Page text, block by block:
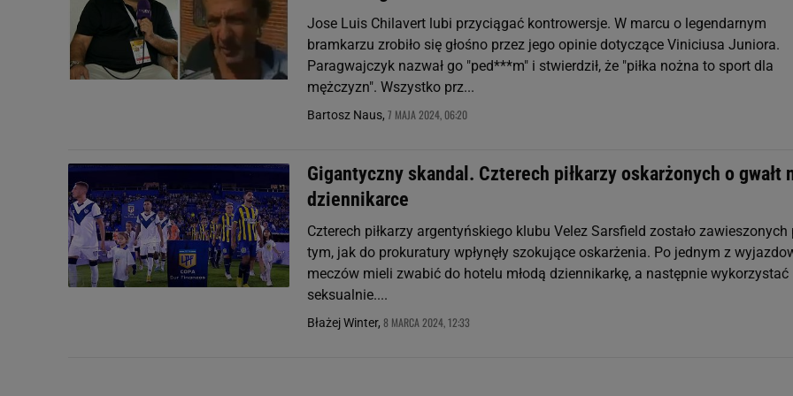
Jose Luis Chilavert lubi przyciągać kontrowersje. W marcu o legendarnym
bramkarzu zrobiło się głośno przez jego opinie dotyczące Viniciusa Juniora.
Paragwajczyk nazwał go "ped***m" i stwierdził, że "piłka nożna to sport dla
mężczyzn". Wszystko prz...
Bartosz Naus, 7 MAJA 2024, 06:20
Gigantyczny skandal. Czterech piłkarzy oskarżonych o gwałt
dziennikarce
Czterech piłkarzy argentyńskiego klubu Velez Sarsfield zostało zawieszonych
tym, jak do prokuratury wpłynęły szokujące oskarżenia. Po jednym z
meczów mieli zwabić do hotelu młodą dziennikarkę, a następnie wykorzystać
seksualnie....
Błażej Winter, 8 MARCA 2024, 12:33